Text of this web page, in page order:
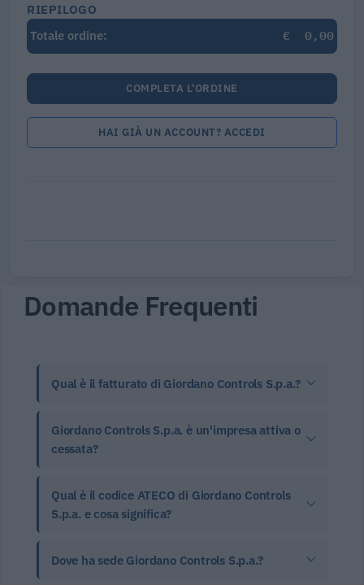
RIEPILOGO
Totale ordine:
€ 0,00
COMPLETA L'ORDINE
HAI GIÀ UN ACCOUNT? ACCEDI
Domande Frequenti
Qual è il fatturato di Giordano Controls S.p.a.?
Giordano Controls S.p.a. è un'impresa attiva o
cessata?
Qual è il codice ATECO di Giordano Controls
S.p.a. e cosa significa?
Dove ha sede Giordano Controls S.p.a.?